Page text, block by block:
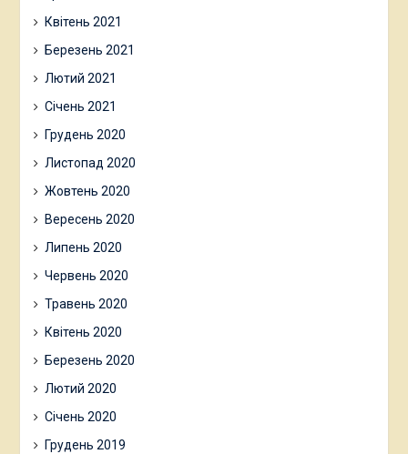
Квітень 2021
Березень 2021
Лютий 2021
Січень 2021
Грудень 2020
Листопад 2020
Жовтень 2020
Вересень 2020
Липень 2020
Червень 2020
Травень 2020
Квітень 2020
Березень 2020
Лютий 2020
Січень 2020
Грудень 2019